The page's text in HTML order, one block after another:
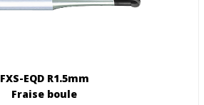
FXS-EQD R1.5mm
Fraise boule